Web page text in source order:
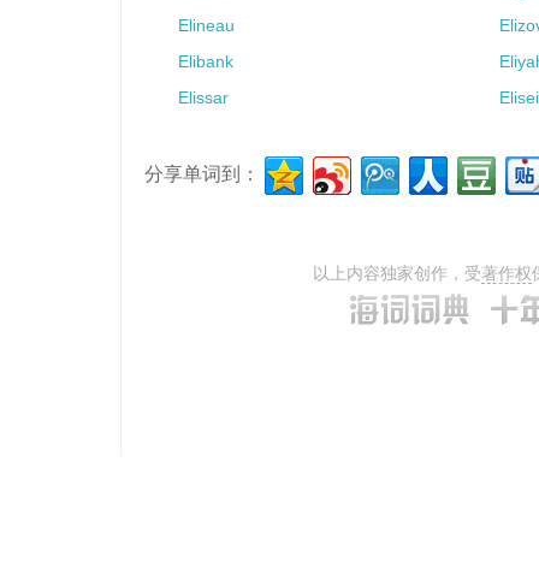
Elineau
Elibank
Elissar
分享单词到：
以上内容独家创作，受著作权